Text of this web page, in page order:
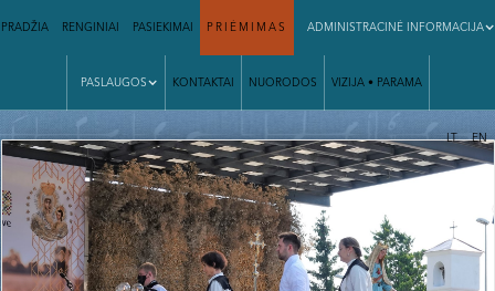
PRADŽIA RENGINIAI PASIEKIMAI PRIĖMIMAS ADMINISTRACINĖ INFORMACIJA
PASLAUGOS KONTAKTAI NUORODOS VIZIJA • PARAMA
| LT EN